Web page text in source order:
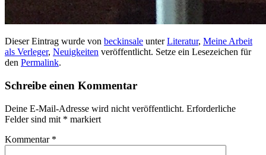
Dieser Eintrag wurde von beckinsale unterLiteratur, Meine Arbeit
als Verleger, Neuigkeiten veröffentlicht. Setze ein Lesezeichen für
den Permalink.
Schreibe einen Kommentar
Deine E-Mail-Adresse wird nicht veröffentlicht. Erforderliche
Felder sind mit * markiert
Kommentar *